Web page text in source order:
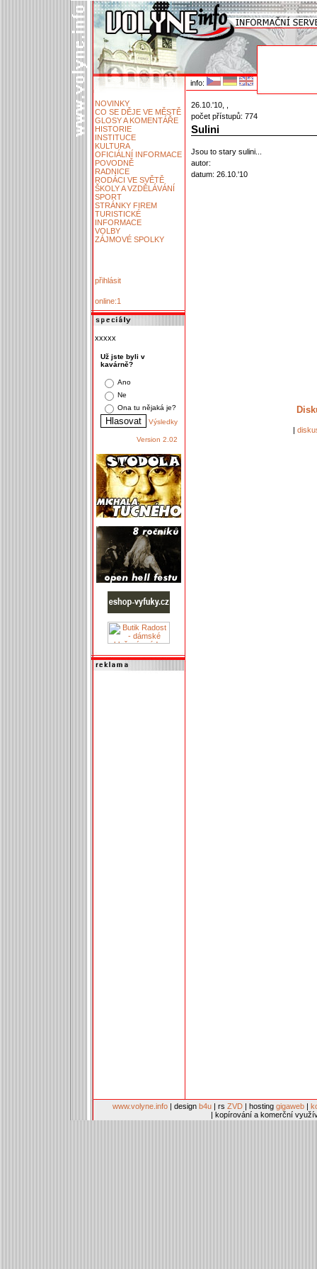
info:
NOVINKY
CO SE DĚJE VE MĚSTĚ
GLOSY A KOMENTÁŘE
HISTORIE
INSTITUCE
KULTURA
OFICIÁLNÍ INFORMACE
POVODNĚ
RADNICE
RODÁCI VE SVĚTĚ
ŠKOLY A VZDĚLÁVÁNÍ
SPORT
STRÁNKY FIREM
TURISTICKÉ
INFORMACE
VOLBY
ZÁJMOVÉ SPOLKY
přihlásit
online:1
xxxxx
Už jste byli v
kavárně?
Ano
Ne
Ona tu nějaká je?
Výsledky
Version 2.02
26.10.'10, ,
počet přístupů: 774
Sulini
Jsou to stary sulini...
autor:
datum: 26.10.'10
|
www.volyne.info | design b4u | rs ZVD | hosting gigaweb |
| kopírování a komerční